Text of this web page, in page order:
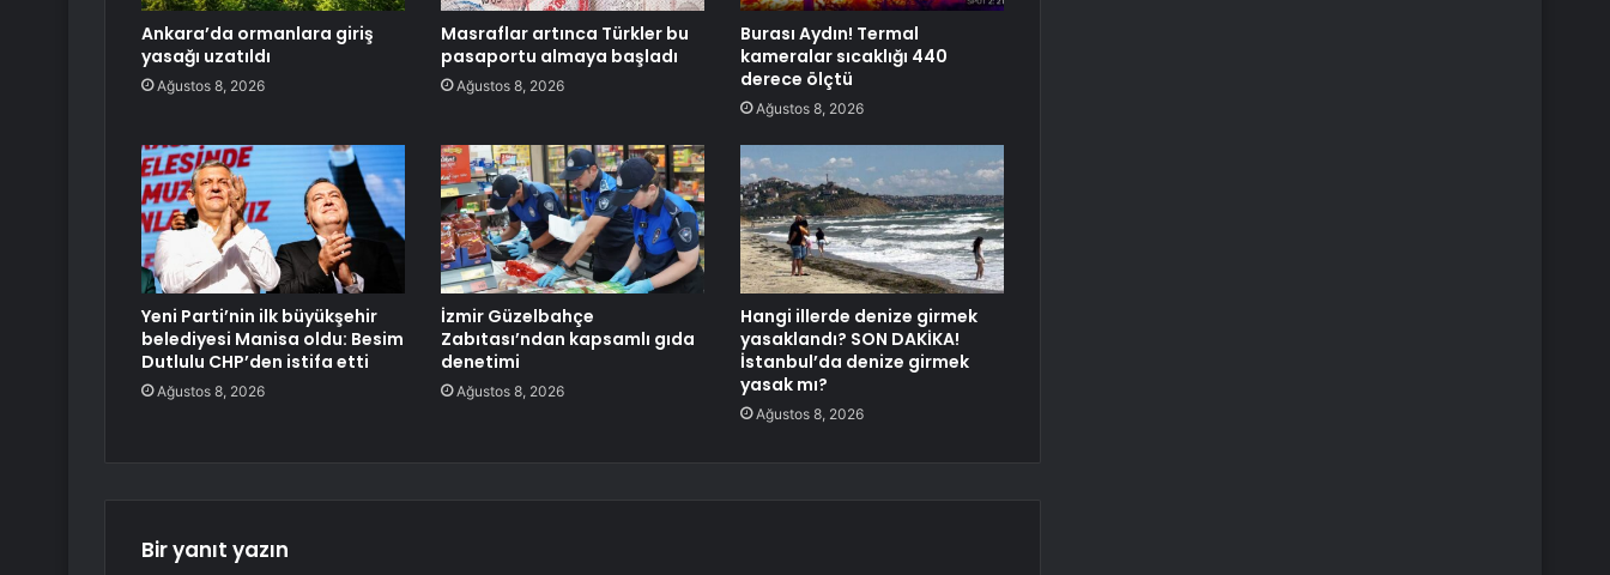
Ankara’da ormanlara giriş
yasağı uzatıldı
Ağustos 8, 2026
Masraflar artınca Türkler bu
pasaportu almaya başladı
Ağustos 8, 2026
Burası Aydın! Termal
kameralar sıcaklığı 440
derece ölçtü
Ağustos 8, 2026
Yeni Parti’nin ilk büyükşehir
belediyesi Manisa oldu: Besim
Dutlulu CHP’den istifa etti
Ağustos 8, 2026
İzmir Güzelbahçe
Zabıtası’ndan kapsamlı gıda
denetimi
Ağustos 8, 2026
Hangi illerde denize girmek
yasaklandı? SON DAKİKA!
İstanbul’da denize girmek
yasak mı?
Ağustos 8, 2026
Bir yanıt yazın